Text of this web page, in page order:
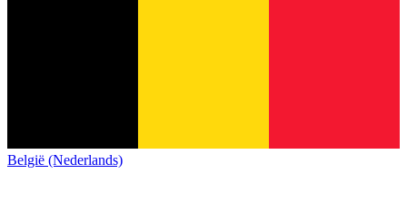
België (Nederlands)